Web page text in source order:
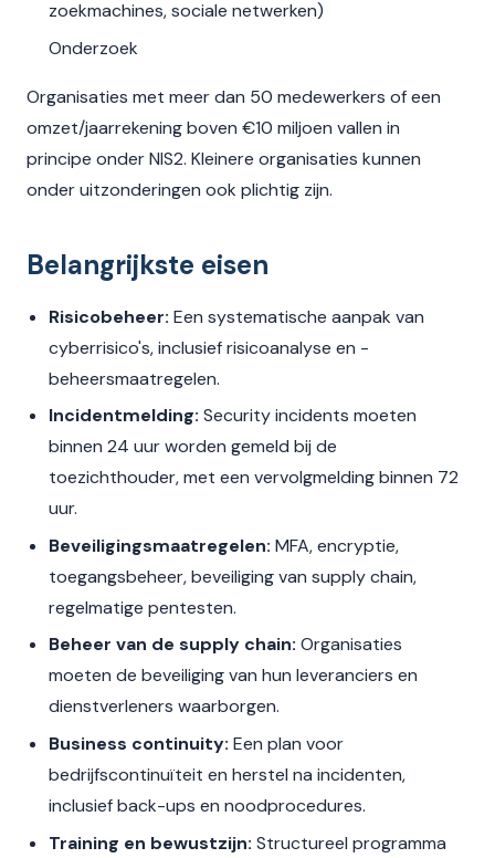
zoekmachines, sociale netwerken)
Onderzoek
Organisaties met meer dan 50 medewerkers of een
omzet/jaarrekening boven €10 miljoen vallen in
principe onder NIS2. Kleinere organisaties kunnen
onder uitzonderingen ook plichtig zijn.
Belangrijkste eisen
Risicobeheer: Een systematische aanpak van
cyberrisico's, inclusief risicoanalyse en -
beheersmaatregelen.
Incidentmelding: Security incidents moeten
binnen 24 uur worden gemeld bij de
toezichthouder, met een vervolgmelding binnen 72
uur.
Beveiligingsmaatregelen: MFA, encryptie,
toegangsbeheer, beveiliging van supply chain,
regelmatige pentesten.
Beheer van de supply chain: Organisaties
moeten de beveiliging van hun leveranciers en
dienstverleners waarborgen.
Business continuity: Een plan voor
bedrijfscontinuïteit en herstel na incidenten,
inclusief back-ups en noodprocedures.
Training en bewustzijn: Structureel programma